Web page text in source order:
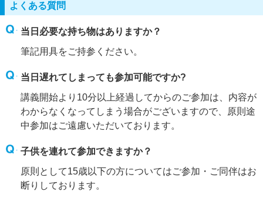
よくある質問
当日必要な持ち物はありますか？
筆記用具をご持参ください。
当日遅れてしまっても参加可能ですか?
講義開始より10分以上経過してからのご参加は、内容が
わからなくなってしまう場合がございますので、原則途
中参加はご遠慮いただいております。
子供を連れて参加できますか？
原則として15歳以下の方についてはご参加・ご同伴はお
断りしております。